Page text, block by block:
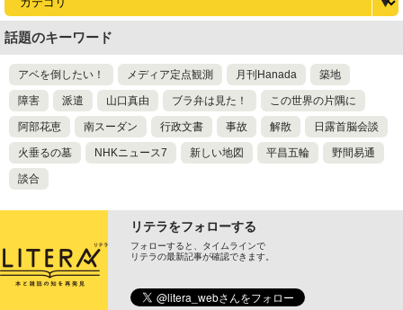
話題のキーワード
アベを倒したい！ メディア定点観測 月刊Hanada 築地
障害 派遣 山口真由 ブラ弁は見た！ この世界の片隅に
阿部花恵 南スーダン 行政文書 事故 解散 日露首脳会談
火垂るの墓 NHKニュース7 新しい地図 平昌五輪 野間易通
談合
リテラをフォローする
フォローすると、タイムラインで
リテラの最新記事が確認できます。